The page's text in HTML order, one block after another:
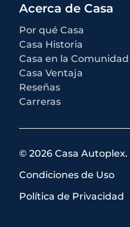
Acerca de Casa
Por qué Casa
Casa Historia
Casa en la Comunidad
Casa Ventaja
Reseñas
Carreras
© 2026 Casa Autoplex.
Condiciones de Uso
Política de Privacidad